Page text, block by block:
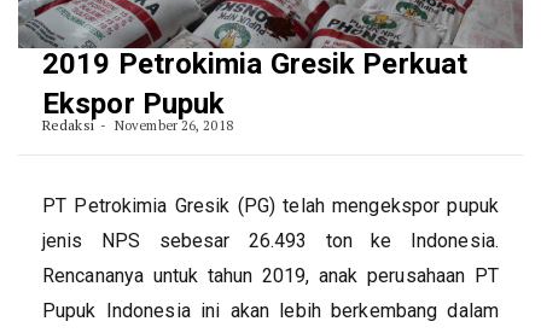
2019 Petrokimia Gresik Perkuat
Ekspor Pupuk
Redaksi November 26, 2018
PT Petrokimia Gresik (PG) telah mengekspor pupuk
jenis NPS sebesar 26.493 ton ke Indonesia.
Rencananya untuk tahun 2019, anak perusahaan PT
Pupuk Indonesia ini akan lebih berkembang dalam